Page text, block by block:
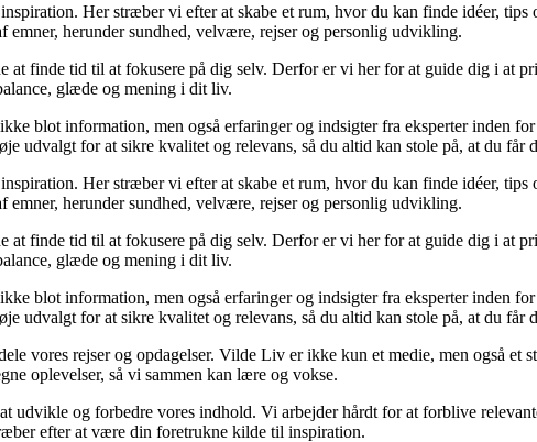
Her stræber vi efter at skabe et rum, hvor du kan finde idéer,
herunder sundhed, velvære, rejser og personlig udvikling.
at finde tid til at fokusere på dig selv. Derfor er vi her for at guide dig i at
glæde og mening i dit liv.
blot information, men også erfaringer og indsigter fra eksperter inden
udvalgt for at sikre kvalitet og relevans, så du altid kan stole på, at du får
Her stræber vi efter at skabe et rum, hvor du kan finde idéer,
herunder sundhed, velvære, rejser og personlig udvikling.
at finde tid til at fokusere på dig selv. Derfor er vi her for at guide dig i at
glæde og mening i dit liv.
blot information, men også erfaringer og indsigter fra eksperter inden
udvalgt for at sikre kvalitet og relevans, så du altid kan stole på, at du får
vores rejser og opdagelser. Vilde Liv er ikke kun et medie, men også et
oplevelser, så vi sammen kan lære og vokse.
udvikle og forbedre vores indhold. Vi arbejder hårdt for at forblive
efter at være din foretrukne kilde til inspiration.